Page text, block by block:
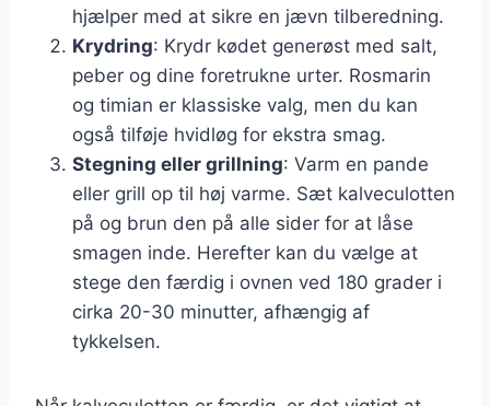
hjælper med at sikre en jævn tilberedning.
Krydring: Krydr kødet generøst med salt,
peber og dine foretrukne urter. Rosmarin
og timian er klassiske valg, men du kan
også tilføje hvidløg for ekstra smag.
Stegning eller grillning: Varm en pande
eller grill op til høj varme. Sæt kalveculotten
på og brun den på alle sider for at låse
smagen inde. Herefter kan du vælge at
stege den færdig i ovnen ved 180 grader i
cirka 20-30 minutter, afhængig af
tykkelsen.